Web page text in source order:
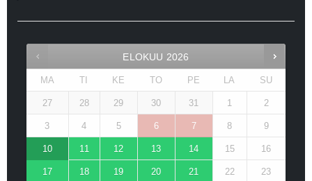
ELOKUU 2026
MA TI KE TO PE LA SU
27 28 29 30 31 1 2
3 4 5 6 7 8 9
10 11 12 13 14 15 16
17 18 19 20 21 22 23